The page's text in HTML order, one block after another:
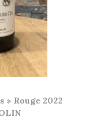
» Rouge 2022